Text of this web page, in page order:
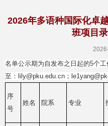
2026年多语种国际化卓
班项目
名单公示期为自发布之日起的5个
至：lily@pku.edu.cn；
序
号
姓名 院系 专业